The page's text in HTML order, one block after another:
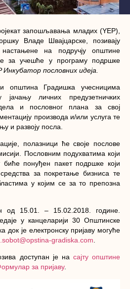
запошљавања младих (YEP),
Владе Швајцарске, позивају
настањене на подручју општине
за учешће у програму подршке
Инкубатор пословних идеја.
општина Градишка учесницима
јачању личних предузетничких
и пословног плана за свој
производа и/или услуга те
и развоју посла.
полазници ће своје послове
Пословним подухватима који
биће понуђен пакет подршке који
за покретање бизниса те
у којим се за то препозна
од 15.01. – 15.02.2018. године.
у канцеларији 30 Општинске
док је електронску пријаву могуће
gradiska.com
доступан је на сајту општине
за пријаву.